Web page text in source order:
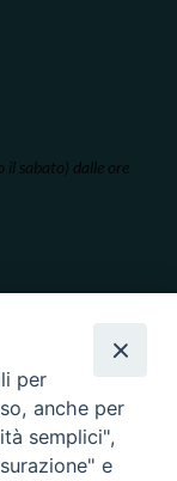
il sabato) dalle ore
per
anche per
semplici",
e